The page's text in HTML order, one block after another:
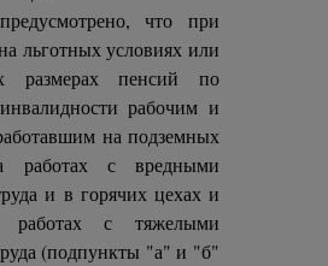
что при
льготных условиях или
размерах пенсий по
рабочим и
на подземных
работах с вредными
и в горячих цехах и
работах с тяжелыми
(подпункты "а" и "б"